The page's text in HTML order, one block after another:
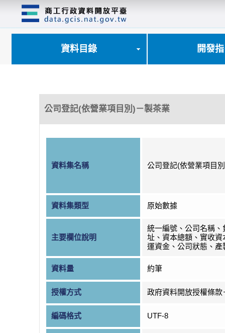
資料目錄 開發
公司登記(依營業項目別)－製茶業
資料集名稱 公司登記(依營業項目
資料集類型 原始數據
主要欄位說明
統一編號、公司名稱、
址、資本總額、實收資
運資金、公司狀態、產
資料量 約筆
授權方式 政府資料開放授權條款
編碼格式 UTF-8